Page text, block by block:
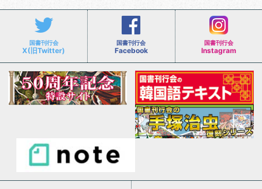
国書刊行会
X(旧Twitter)
国書刊行会
Facebook
国書刊行会
Instagram
会社案内